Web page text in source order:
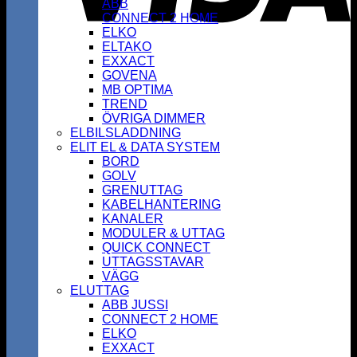
ABB
CONNECT 2 HOME
ELKO
ELTAKO
EXXACT
GOVENA
MB OPTIMA
TREND
ÖVRIGA DIMMER
ELBILSLADDNING
ELIT EL & DATA SYSTEM
BORD
GOLV
GRENUTTAG
KABELHANTERING
KANALER
MODULER & UTTAG
QUICK CONNECT
UTTAGSSTAVAR
VÄGG
ELUTTAG
ABB JUSSI
CONNECT 2 HOME
ELKO
EXXACT